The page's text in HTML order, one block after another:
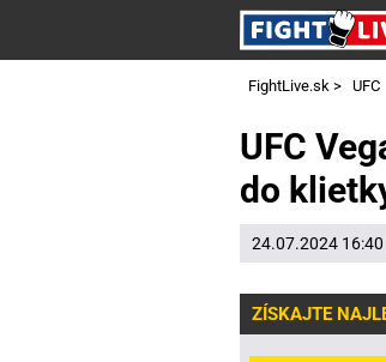
FightLive.sk > UFC
UFC
do
24.07.2024 16:40
ZÍSKAJTE